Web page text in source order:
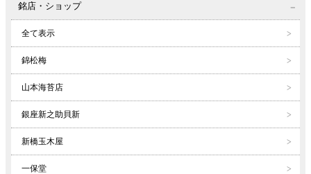
銘店・ショップ
全て表示
錦松梅
山本海苔店
銀座新之助貝新
新橋玉木屋
一保堂